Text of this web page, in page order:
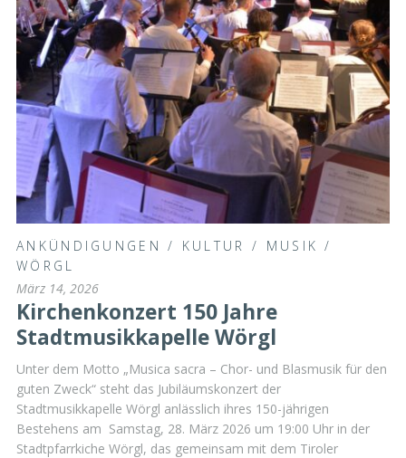
ANKÜNDIGUNGEN / KULTUR / MUSIK /
WÖRGL
März 14, 2026
Kirchenkonzert 150 Jahre
Stadtmusikkapelle Wörgl
Unter dem Motto „Musica sacra – Chor- und Blasmusik für den
guten Zweck“ steht das Jubiläumskonzert der
Stadtmusikkapelle Wörgl anlässlich ihres 150-jährigen
Bestehens am Samstag, 28. März 2026 um 19:00 Uhr in der
Stadtpfarrkiche Wörgl, das gemeinsam mit dem Tiroler